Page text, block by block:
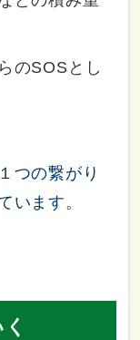
のSOSとし
つの繋がり
います。